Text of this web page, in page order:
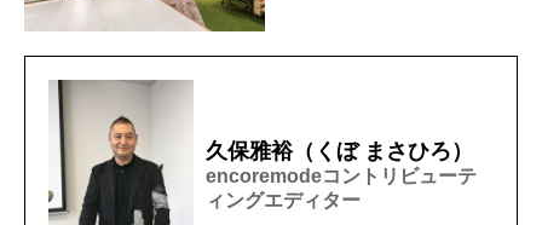
久保雅裕（くぼ まさひろ）
encoremodeコントリビューテ
ィングエディター